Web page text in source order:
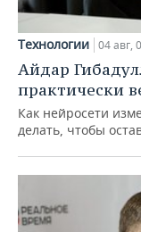
Технологии 04 авг,
Айдар
практически
Как нейросети
делать, чтобы